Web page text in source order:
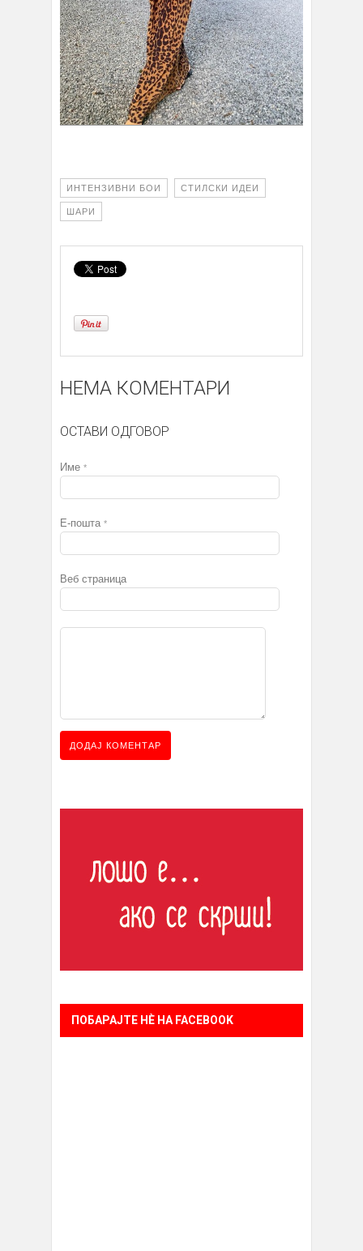
ИНТЕНЗИВНИ БОИ СТИЛСКИ ИДЕИ
ШАРИ
НЕМА КОМЕНТАРИ
ОСТАВИ ОДГОВОР
Име *
Е-пошта *
Веб страница
ПОБАРАЈТЕ НÈ НА FACEBOOK